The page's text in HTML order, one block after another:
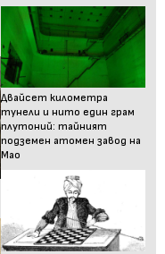
Двайсет километра
тунели и нито един грам
плутоний: тайният
подземен атомен завод на
Мао